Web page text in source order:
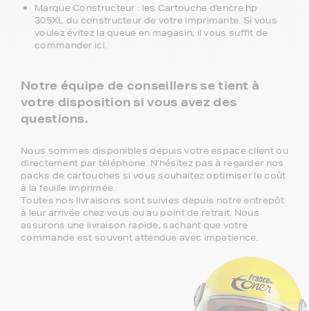
Marque Constructeur : les Cartouche d'encre hp
305XL du constructeur de votre imprimante. Si vous
voulez évitez la queue en magasin, il vous suffit de
commander ici.
Notre équipe de conseillers se tient à
votre disposition si vous avez des
questions.
Nous sommes disponibles depuis votre espace client ou
directement par téléphone. N'hésitez pas à regarder nos
packs de cartouches si vous souhaitez optimiser le coût
à la feuille imprimée.
Toutes nos livraisons sont suivies depuis notre entrepôt
à leur arrivée chez vous ou au point de retrait. Nous
assurons une livraison rapide, sachant que votre
commande est souvent attendue avec impatience.